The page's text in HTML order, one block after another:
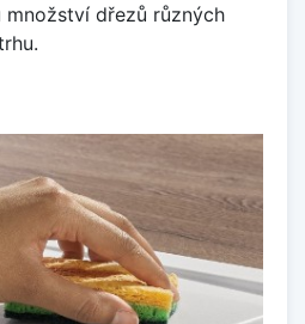
dřezů různých